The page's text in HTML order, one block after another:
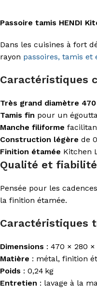
Passoire tamis HENDI
Dans les cuisines à fort
rayon passoires, tamis et
Caractéristiques
Très grand diamètre 470
Tamis fin pour un
Manche filiforme
Construction légère de
Finition étamée Kitchen
Qualité et fiabilité
Pensée pour les
la finition étamée.
Caractéristiques
Dimensions : 470 × 280
Matière : métal, finition
Poids : 0,24 kg
Entretien : lavage à la